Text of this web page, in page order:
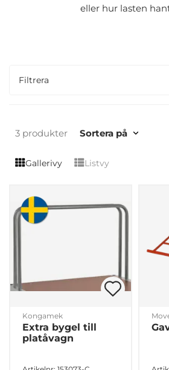
eller hur lasten
Filtrera
3 produkter Sortera på
Gallerivy Listvy
Kongamek
Extra bygel till
platåvagn